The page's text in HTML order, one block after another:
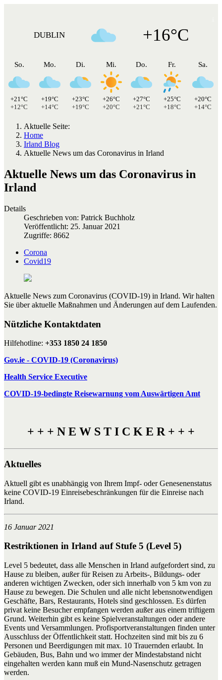
DUBLIN +16°C
So.
+21°C
+12°C
Mo.
+19°C
+14°C
Di.
+23°C
+19°C
Mi.
+26°C
+20°C
Do.
+27°C
+21°C
Fr.
+25°C
+18°C
Sa.
+20°C
+14°C
Aktuelle Seite:
Home
Irland Blog
Aktuelle News um das Coronavirus in Irland
Aktuelle News um das Coronavirus in
Irland
Details
Geschrieben von: Patrick Buchholz
Veröffentlicht: 25. Januar 2021
Zugriffe: 8662
Corona
Covid19
Aktuelle News zum Coronavirus (COVID-19) in Irland. Wir halten
Sie über aktuelle Maßnahmen und Änderungen auf dem Laufenden.
Nützliche Kontaktdaten
Hilfehotline: +353 1850 24 1850
Gov.ie - COVID-19 (Coronavirus)
Health Service Executive
COVID-19-bedingte Reisewarnung vom Auswärtigen Amt
+ + + N E W S T I C K E R + + +
Aktuelles
Aktuell gibt es unabhängig von Ihrem Impf- oder Genesenenstatus
keine COVID-19 Einreisebeschränkungen für die Einreise nach
Irland.
16 Januar 2021
Restriktionen in Irland auf Stufe 5 (Level 5)
Level 5 bedeutet, dass alle Menschen in Irland aufgefordert sind, zu
Hause zu bleiben, außer für Reisen zu Arbeits-, Bildungs- oder
anderen wichtigen Zwecken, oder sich innerhalb von 5 km von zu
Hause zu bewegen. Die Schulen und alle nicht lebensnotwendigen
Geschäfte, Bars, Restaurants, Hotels sind geschlossen. Es dürfen
privat keine Besucher empfangen werden außer aus einem triftigem
Grund. Weiterhin gibt es keine Spielveranstaltungen oder andere
Events und Versammlungen. Profisportveranstaltungen finden unter
Ausschluss der Öffentlichkeit statt. Hochzeiten sind mit bis zu 6
Personen und Beerdigungen mit max. 10 Trauernden erlaubt. In
Gebäuden, Bus, Bahn und wo immer der Mindestabstand nicht
eingehalten werden kann muß ein Mund-Nasenschutz getragen
werden.